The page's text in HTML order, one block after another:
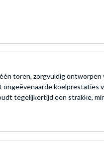
toren, zorgvuldig
koelprestaties
tegelijkertijd een strakke,